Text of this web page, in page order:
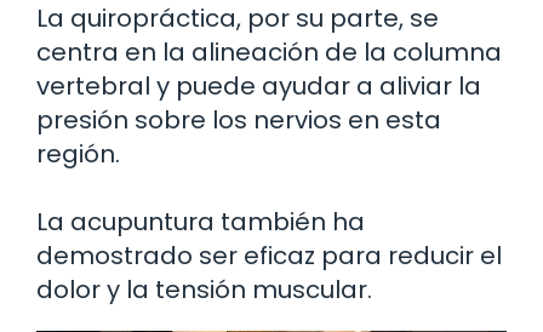
La quiropráctica, por su parte, se
centra en la alineación de la columna
vertebral y puede ayudar a aliviar la
presión sobre los nervios en esta
región.
La acupuntura también ha
demostrado ser eficaz para reducir el
dolor y la tensión muscular.